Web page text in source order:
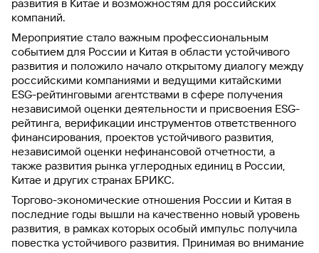
развития в Китае и возможностям для российских
компаний.
Мероприятие стало важным профессиональным
событием для России и Китая в области устойчивого
развития и положило начало открытому диалогу между
российскими компаниями и ведущими китайскими
ESG-рейтинговыми агентствами в сфере получения
независимой оценки деятельности и присвоения ESG-
рейтинга, верификации инструментов ответственного
финансирования, проектов устойчивого развития,
независимой оценки нефинансовой отчетности, а
также развития рынка углеродных единиц в России,
Китае и других странах БРИКС.
Торгово-экономические отношения России и Китая в
последние годы вышли на качественно новый уровень
развития, в рамках которых особый импульс получила
повестка устойчивого развития. Принимая во внимание